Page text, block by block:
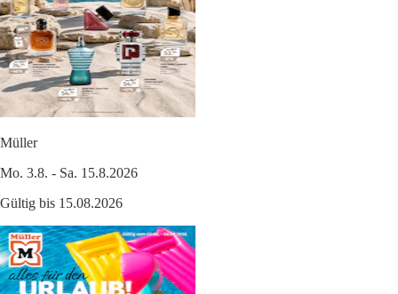
Müller
Mo. 3.8. - Sa. 15.8.2026
Gültig bis 15.08.2026